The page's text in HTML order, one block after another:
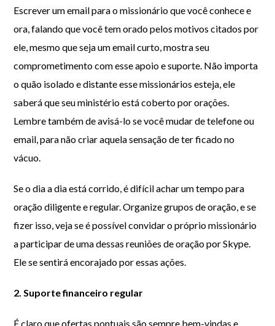
Escrever um email para o missionário que você conhece e
ora, falando que você tem orado pelos motivos citados por
ele, mesmo que seja um email curto, mostra seu
comprometimento com esse apoio e suporte. Não importa
o quão isolado e distante esse missionários esteja, ele
saberá que seu ministério está coberto por orações.
Lembre também de avisá-lo se você mudar de telefone ou
email, para não criar aquela sensação de ter ficado no
vácuo.
Se o dia a dia está corrido, é difícil achar um tempo para
oração diligente e regular. Organize grupos de oração, e se
fizer isso, veja se é possível convidar o próprio missionário
a participar de uma dessas reuniões de oração por Skype.
Ele se sentirá encorajado por essas ações.
2. Suporte financeiro regular
É claro que ofertas pontuais são sempre bem-vindas e